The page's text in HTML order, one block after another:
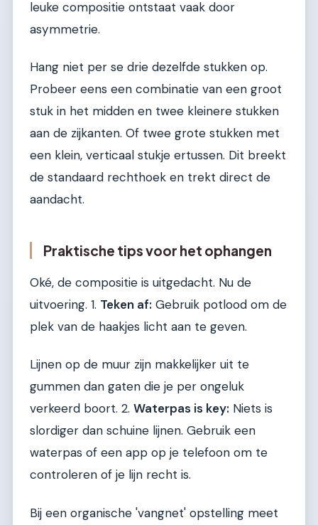
leuke compositie ontstaat vaak door
asymmetrie.
Hang niet per se drie dezelfde stukken op.
Probeer eens een combinatie van een groot
stuk in het midden en twee kleinere stukken
aan de zijkanten. Of twee grote stukken met
een klein, verticaal stukje ertussen. Dit breekt
de standaard rechthoek en trekt direct de
aandacht.
Praktische tips voor het ophangen
Oké, de compositie is uitgedacht. Nu de
uitvoering. 1. Teken af: Gebruik potlood om de
plek van de haakjes licht aan te geven.
Lijnen op de muur zijn makkelijker uit te
gummen dan gaten die je per ongeluk
verkeerd boort. 2. Waterpas is key: Niets is
slordiger dan schuine lijnen. Gebruik een
waterpas of een app op je telefoon om te
controleren of je lijn recht is.
Bij een organische 'vangnet' opstelling meet